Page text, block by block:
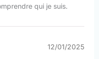
qui je suis.
12/01/2025